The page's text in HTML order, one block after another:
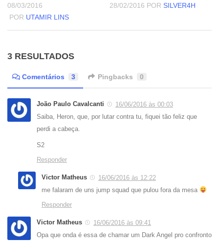
08/03/2016
POR UTAMIR LINS
28/02/2016 POR SILVER4H
3 RESULTADOS
Comentários 3 Pingbacks 0
João Paulo Cavalcanti
16/06/2016 às 00:03
Saiba, Heron, que, por lutar contra tu, fiquei tão feliz que
perdi a cabeça.
S2
Responder
Victor Matheus
16/06/2016 às 12:22
me falaram de uns jump squad que pulou fora da mesa
Responder
Victor Matheus
16/06/2016 às 09:41
Opa que onda é essa de chamar um Dark Angel pro confronto